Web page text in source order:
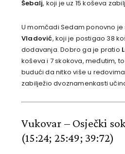
Šebalj, koji je uz 15 koševa
U momčadi Sedam ponovno je
Vladović, koji je postigao 38
dodavanja. Dobro ga je pratio
koševa i 7 skokova, međutim,
budući da nitko više u
zabilježio dvoznamenkasti
Vukovar – Osječki
(15:24; 25:49; 39:72)